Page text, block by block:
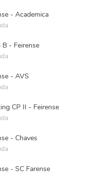
- Academica
- Feirense
- AVS
CP II - Feirense
- Chaves
- SC Farense